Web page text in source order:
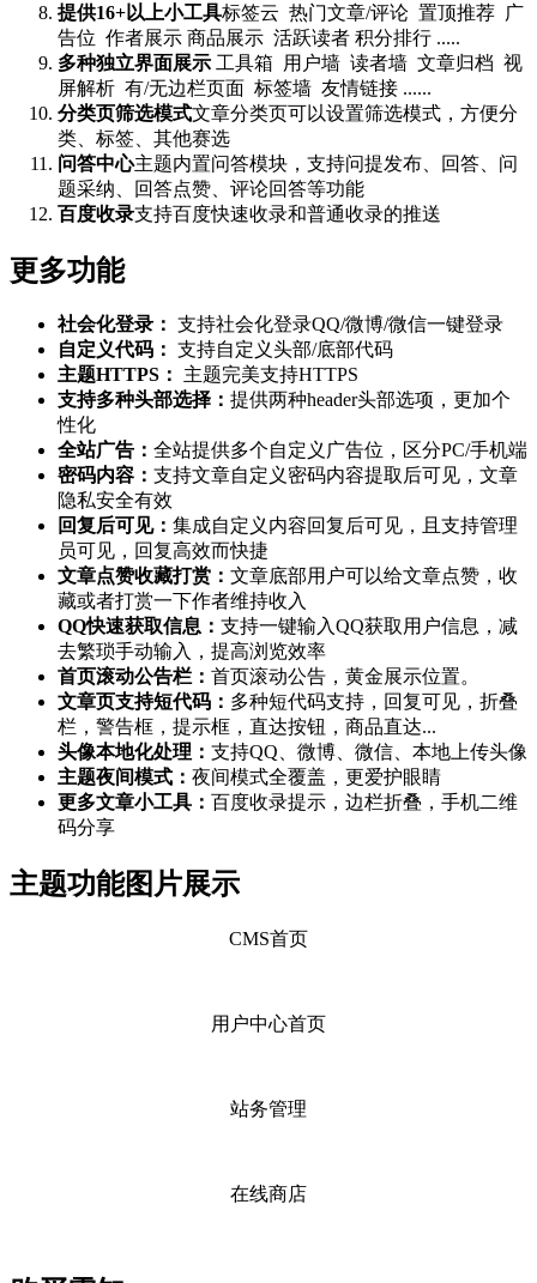
提供16+以上小工具标签云 热门文章/评论 置顶推荐 广
告位 作者展示 商品展示 活跃读者 积分排行 .....
多种独立界面展示 工具箱 用户墙 读者墙 文章归档 视
屏解析 有/无边栏页面 标签墙 友情链接 ......
分类页筛选模式文章分类页可以设置筛选模式，方便分
类、标签、其他赛选
问答中心主题内置问答模块，支持问提发布、回答、问
题采纳、回答点赞、评论回答等功能
百度收录支持百度快速收录和普通收录的推送
更多功能
社会化登录： 支持社会化登录QQ/微博/微信一键登录
自定义代码： 支持自定义头部/底部代码
主题HTTPS：
主题完美支持HTTPS
支持多种头部选择： 提供两种header头部选项，更加个
性化
全站广告： 全站提供多个自定义广告位，区分PC/手机端
密码内容： 支持文章自定义密码内容提取后可见，文章
隐私安全有效
回复后可见： 集成自定义内容回复后可见，且支持管理
员可见，回复高效而快捷
文章点赞收藏打赏： 文章底部用户可以给文章点赞，收
藏或者打赏一下作者维持收入
QQ快速获取信息： 支持一键输入QQ获取用户信息，减
去繁琐手动输入，提高浏览效率
首页滚动公告栏： 首页滚动公告，黄金展示位置。
文章页支持短代码： 多种短代码支持，回复可见，折叠
栏，警告框，提示框，直达按钮，商品直达...
头像本地化处理： 支持QQ、微博、微信、本地上传头像
主题夜间模式： 夜间模式全覆盖，更爱护眼睛
更多文章小工具： 百度收录提示，边栏折叠，手机二维
码分享
主题功能图片展示
CMS首页
用户中心首页
站务管理
在线商店